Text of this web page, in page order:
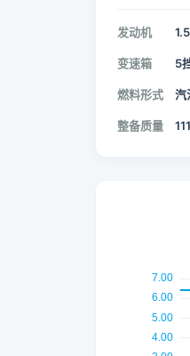
发动机
变速箱 5
燃料形式 汽
整备质量